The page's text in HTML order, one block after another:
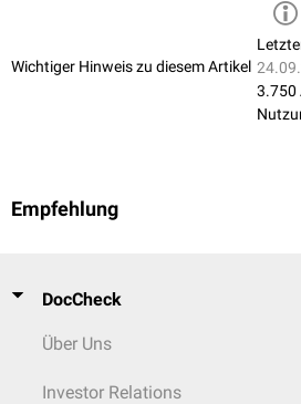
Wichtiger Hinweis zu diesem Artikel
3.750
Empfehlung
DocCheck
Über Uns
Investor Relations